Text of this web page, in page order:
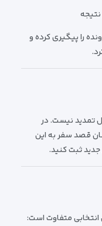
نتیجه
را پیگیری کرده و
تمدید نیست. در
قصد سفر به این
جدید ثبت کنید.
متفاوت است: